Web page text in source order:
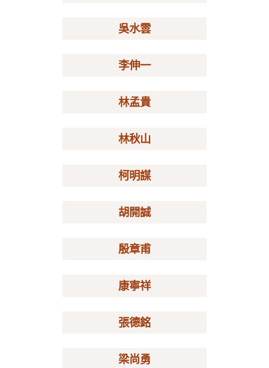
吳水雲
李伸一
林孟貴
林秋山
柯明謀
胡開誠
殷章甫
康寧祥
張德銘
梁尚勇